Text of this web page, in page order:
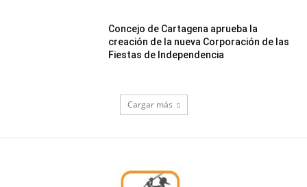
Concejo de Cartagena aprueba la
creación de la nueva Corporación de las
Fiestas de Independencia
Cargar más